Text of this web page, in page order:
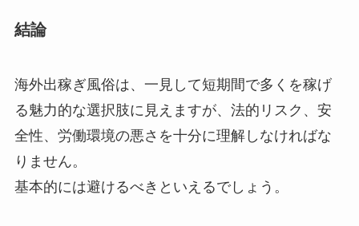
結論
海外出稼ぎ風俗は、一見して短期間で多くを稼げ
る魅力的な選択肢に見えますが、法的リスク、安
全性、労働環境の悪さを十分に理解しなければな
りません。
基本的には避けるべきといえるでしょう。